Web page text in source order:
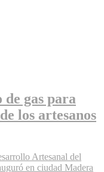
gas para
los artesanos
Artesanal del
en ciudad Madera